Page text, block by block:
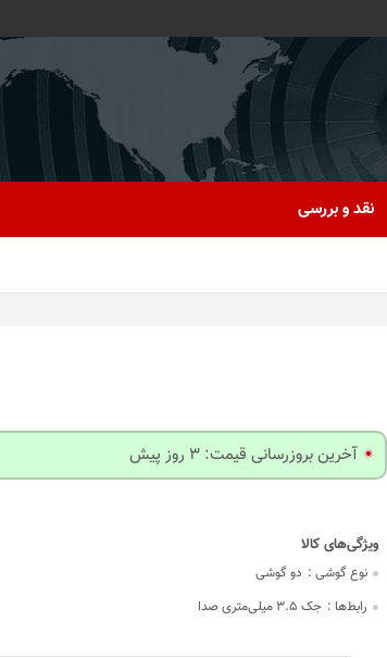
نقد و بررسی
آخرین بروزرسانی قیمت: 3 روز پیش
نوع گوشی : دو گوشی
رابط‌ها : جک 3.5 میلی‌متری صدا